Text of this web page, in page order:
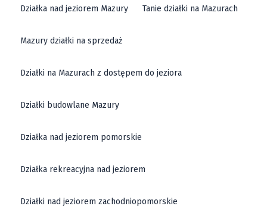
Działka nad jeziorem Mazury Tanie działki na Mazurach
Mazury działki na sprzedaż
Działki na Mazurach z dostępem do jeziora
Działki budowlane Mazury
Działka nad jeziorem pomorskie
Działka rekreacyjna nad jeziorem
Działki nad jeziorem zachodniopomorskie